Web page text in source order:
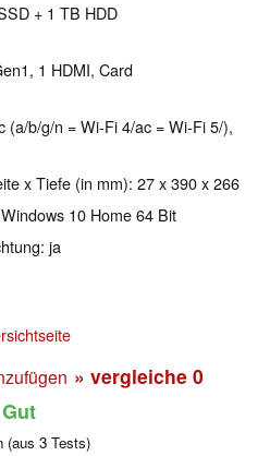
+ 1 TB HDD
1 HDMI, Card
(a/b/g/n = Wi-Fi 4/ac = Wi-Fi 5/),
x Tiefe (in mm): 27 x 390 x 266
10 Home 64 Bit
ja
» vergleiche 0
(aus 3 Tests)